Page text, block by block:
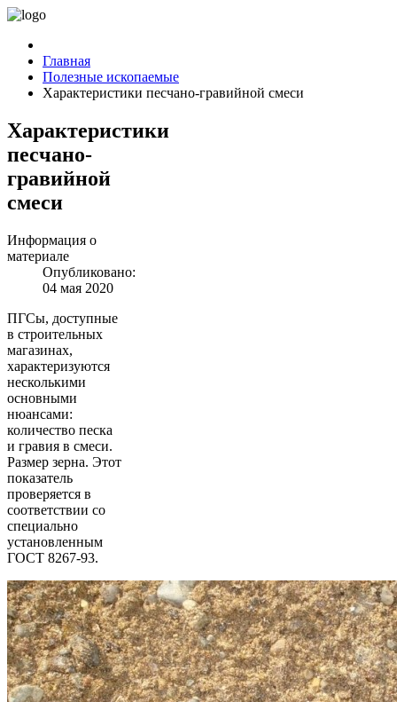
Главная
Полезные ископаемые
Характеристики песчано-гравийной смеси
Характеристики
песчано-
гравийной
смеси
Информация о
материале
Опубликовано:
04 мая 2020
ПГСы, доступные
в строительных
магазинах,
характеризуются
несколькими
основными
нюансами:
количество песка
и гравия в смеси.
Размер зерна. Этот
показатель
проверяется в
соответствии со
специально
установленным
ГОСТ 8267-93.